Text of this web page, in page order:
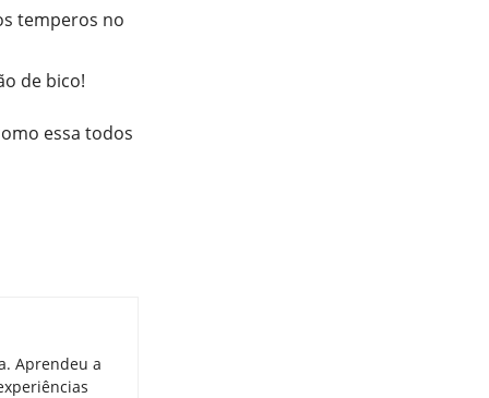
temperos no
de bico!
essa todos
Aprendeu a